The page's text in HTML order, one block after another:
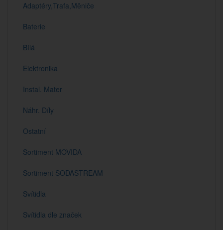
Adaptéry,Trafa,Měniče
Baterie
Bílá
Elektronika
Instal. Mater
Náhr. Díly
Ostatní
Sortiment MOVIDA
Sortiment SODASTREAM
Svítidla
Svítidla dle značek